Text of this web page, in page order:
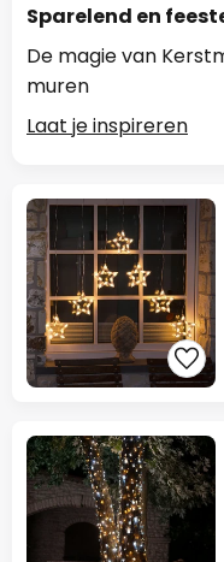
Sparelend en
De magie van
muren
Laat je inspireren